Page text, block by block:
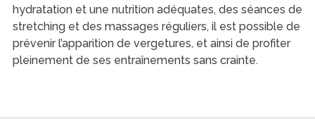
hydratation et une nutrition adéquates, des séances de
stretching et des massages réguliers, il est possible de
prévenir l’apparition de vergetures, et ainsi de profiter
pleinement de ses entraînements sans crainte.